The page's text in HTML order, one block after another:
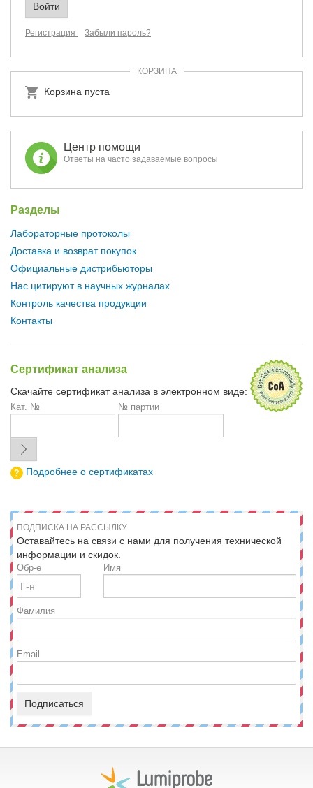
Регистрация Забыли пароль?
КОРЗИНА
Корзина пуста
Центр помощи
Ответы на часто задаваемые вопросы
Разделы
Лабораторные протоколы
Доставка и возврат покупок
Официальные дистрибьюторы
Нас цитируют в научных журналах
Контроль качества продукции
Контакты
Сертификат анализа
Скачайте сертификат анализа в электронном виде:
Кат. № № партии
Подробнее о сертификатах
ПОДПИСКА НА РАССЫЛКУ
Оставайтесь на связи с нами для получения технической
информации и скидок.
Обр-е Имя
Фамилия
Email
Подписаться